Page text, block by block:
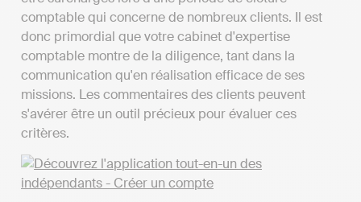
comptable qui concerne de nombreux clients. Il est
donc primordial que votre cabinet d'expertise
comptable montre de la diligence, tant dans la
communication qu'en réalisation efficace de ses
missions. Les commentaires des clients peuvent
s'avérer être un outil précieux pour évaluer ces
critères.